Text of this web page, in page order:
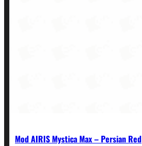
Mod AIRIS Mystica Max – Persian Red